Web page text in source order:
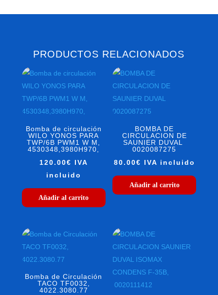
PRODUCTOS RELACIONADOS
Bomba de circulación
WILO YONOS PARA
TWP/6B PWM1 W M,
4530348,3980H970,
120.00€ IVA
incluido
Añadir al carrito
BOMBA DE
CIRCULACION DE
SAUNIER DUVAL
0020087275
80.00€ IVA incluido
Añadir al carrito
Bomba de Circulación
TACO TF0032,
4022.3080.77